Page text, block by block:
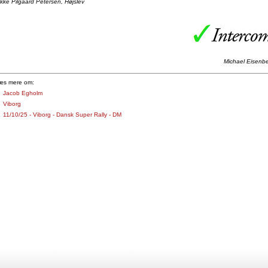
Pilgaard Petersen, Højslev
Michael
mere om:
Jacob Egholm
Viborg
11/10/25 - Viborg - Dansk Super Rally - DM